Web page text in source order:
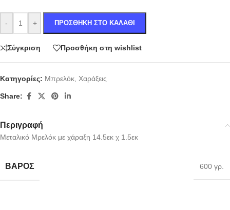
- + ΠΡΟΣΘΉΚΗ ΣΤΟ ΚΑΛΆΘΙ
Σύγκριση Προσθήκη στη wishlist
Κατηγορίες: Μπρελόκ Χαράξεις
Share:
Περιγραφή
Μεταλικό Μρελόκ με χάραξη 14.5εκ χ 1.5εκ
ΒΆΡΟΣ 600 γρ.